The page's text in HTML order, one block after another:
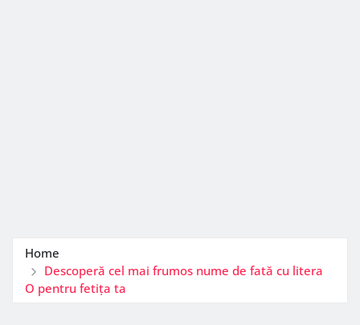
Home
Descoperă cel mai frumos nume de fată cu litera
O pentru fetița ta